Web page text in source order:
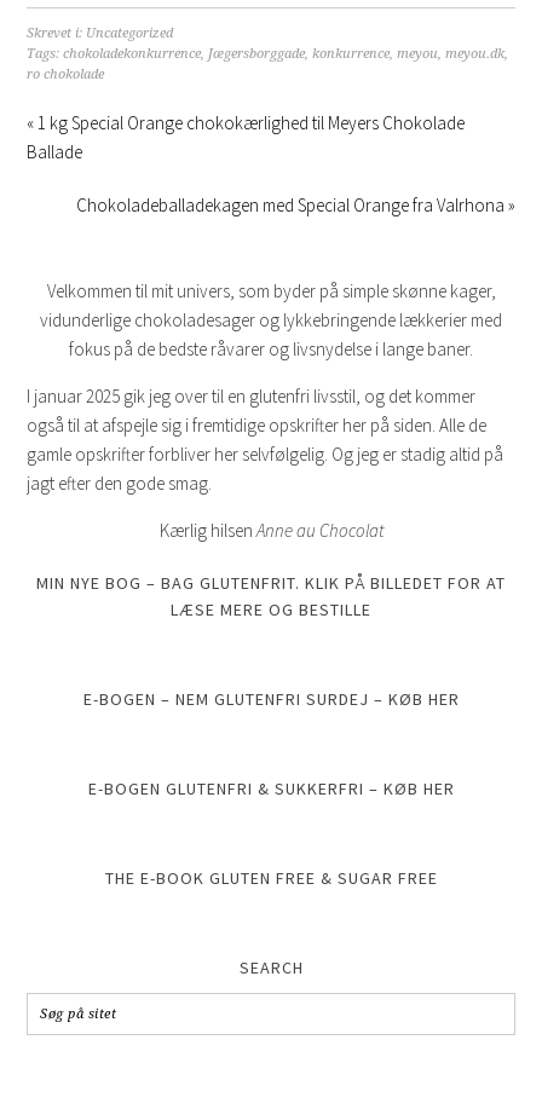
Skrevet i: Uncategorized
Tags:chokoladekonkurrence, Jægersborggade,konkurrence,meyou,meyou.dk,
ro chokolade
« 1 kg Special Orange chokokærlighed til Meyers Chokolade
Ballade
Chokoladeballadekagen med Special Orange fra Valrhona »
Velkommen til mit univers, som byder på simple skønne kager,
vidunderlige chokoladesager og lykkebringende lækkerier med
fokus på de bedste råvarer og livsnydelse i lange baner.
I januar 2025 gik jeg over til en glutenfri livsstil, og det kommer
også til at afspejle sig i fremtidige opskrifter her på siden. Alle de
gamle opskrifter forbliver her selvfølgelig. Og jeg er stadig altid på
jagt efter den gode smag.
Kærlig hilsenAnne au Chocolat
MIN NYE BOG – BAG GLUTENFRIT. KLIK PÅ BILLEDET FOR AT
LÆSE MERE OG BESTILLE
E-BOGEN – NEM GLUTENFRI SURDEJ – KØB HER
E-BOGEN GLUTENFRI & SUKKERFRI – KØB HER
THE E-BOOK GLUTEN FREE & SUGAR FREE
SEARCH